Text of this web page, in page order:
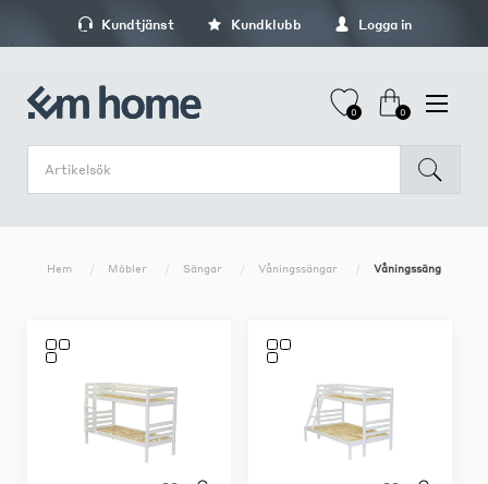
Kundtjänst Kundklubb Logga in
0 0
Hem Möbler Sängar Våningssängar Våningssäng